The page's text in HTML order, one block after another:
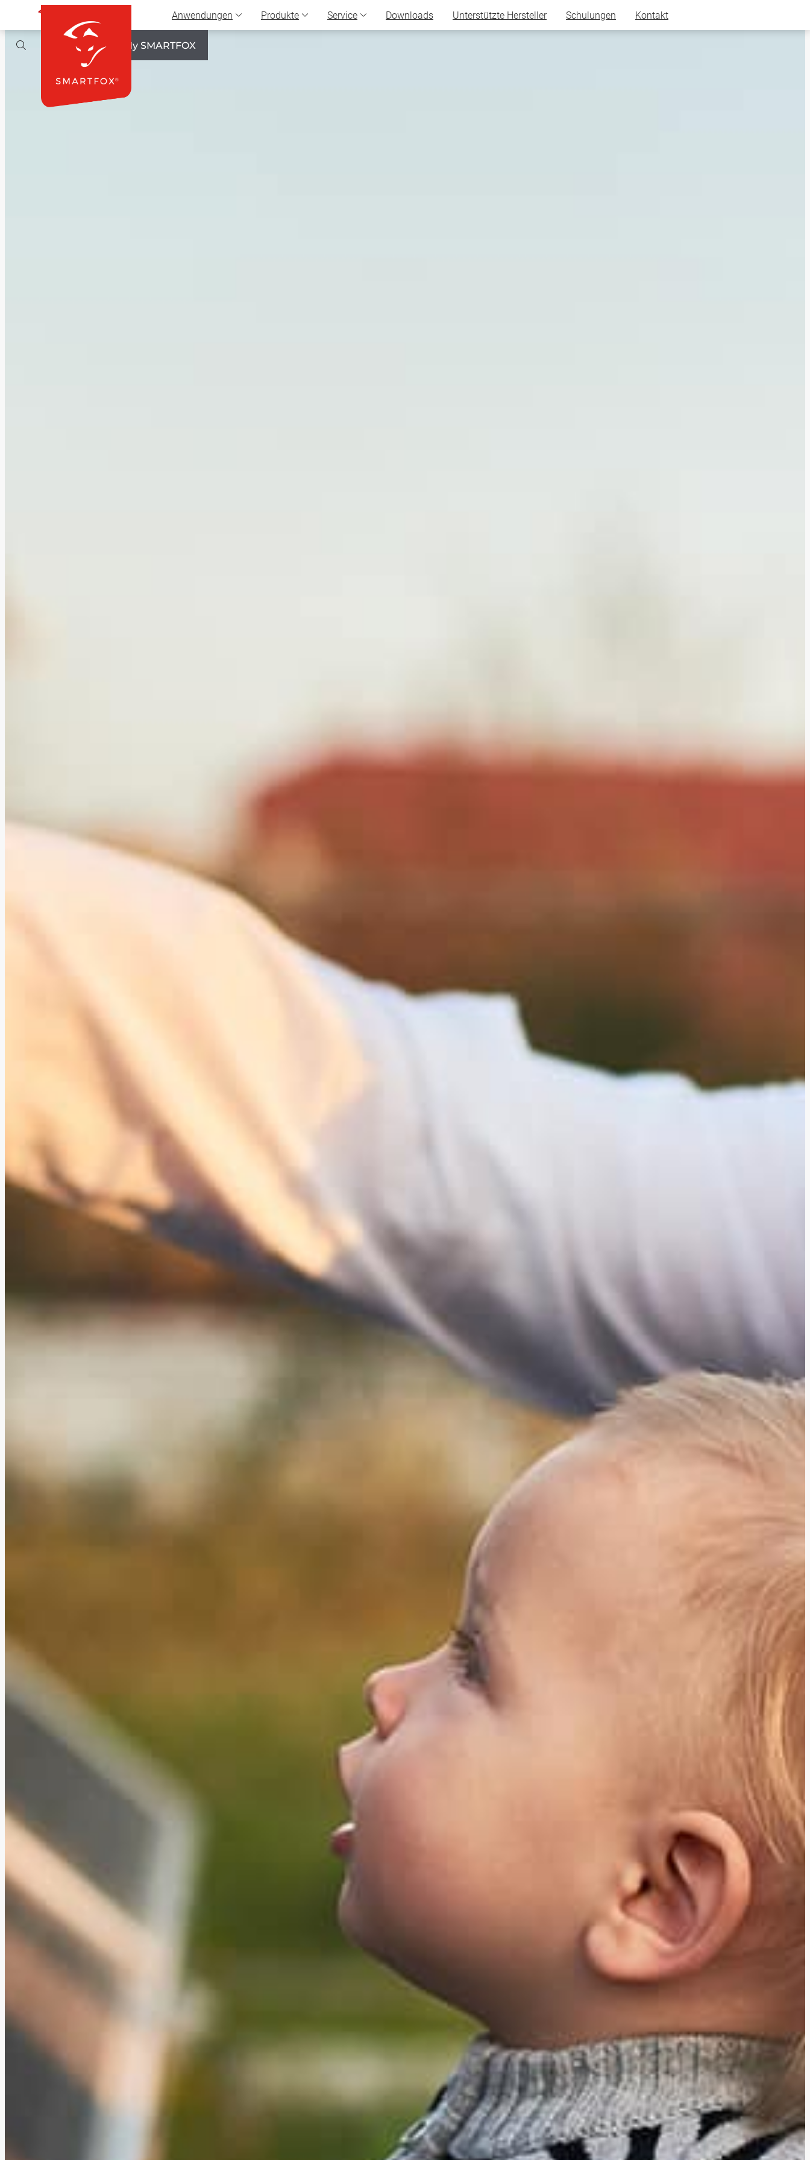
Anwendungen Produkte Service Downloads Unterstützte Hersteller Schulungen Kontakt
Select Language
My SMARTFOX